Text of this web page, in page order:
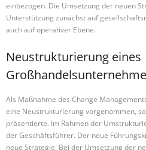
einbezogen. Die Umsetzung der neuen
Unterstützung zunächst auf
auch auf operativer Ebene.
Neustrukturierung eines
Als Maßnahme des Change
eine Neustrukturierung vorgenommen,
präsentierte. Im Rahmen der
der Geschäftsführer. Der neue
neue Strategie. Bei der Umsetzung der